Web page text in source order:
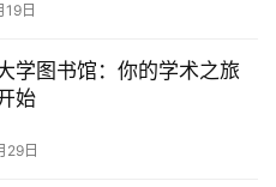
日
学图书馆：你的学术之旅
始
29日